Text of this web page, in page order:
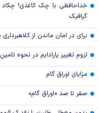
خداحافظی با چک کاغذی!
گرافیک
برای در امان ماندن از
لزوم تغییر پارادایم در نحوه
مزایای اوراق گام
صفر تا صد «اوراق گام»